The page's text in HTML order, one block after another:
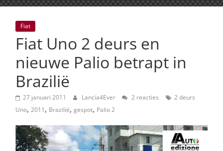
Gazetta
dell'Automobile
Italiana
Italiaans
autonieuws
lifestyle
Fiat
Fiat Uno 2 deurs en
nieuwe Palio betrapt in
Brazilië
27 januari 2011 Lancia4Ever 2 reacties
2 deurs
Uno, 2011, Brazilië, gespot, Palio 2